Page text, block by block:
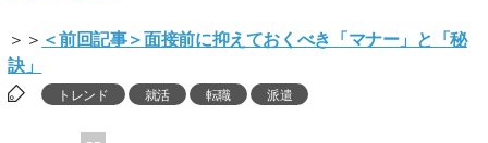
＞＞ ＜前回記事＞面接前に抑えておくべき「マナー」と「秘
訣」
トレンド 就活 転職 派遣